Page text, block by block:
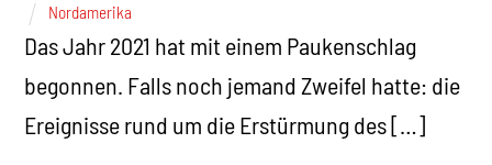
Nordamerika
Das Jahr 2021 hat mit einem Paukenschlag
begonnen. Falls noch jemand Zweifel hatte: die
Ereignisse rund um die Erstürmung des […]